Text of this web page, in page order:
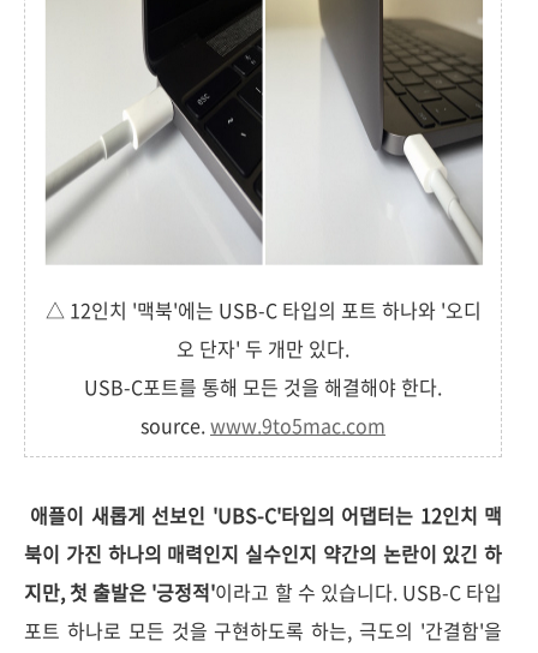
△ 12인치 '맥북'에는 USB-C 타입의 포트 하나와 '오디
오 단자' 두 개만 있다.
USB-C포트를 통해 모든 것을 해결해야 한다.
source.www.9to5mac.com
애플이 새롭게 선보인 'UBS-C'타입의 어댑터는 12인치 맥
북이 가진 하나의 매력인지 실수인지 약간의 논란이 있긴 하
지만, 첫 출발은 '긍정적'이라고 할 수 있습니다. USB-C 타입
포트 하나로 모든 것을 구현하도록 하는, 극도의 '간결함'을